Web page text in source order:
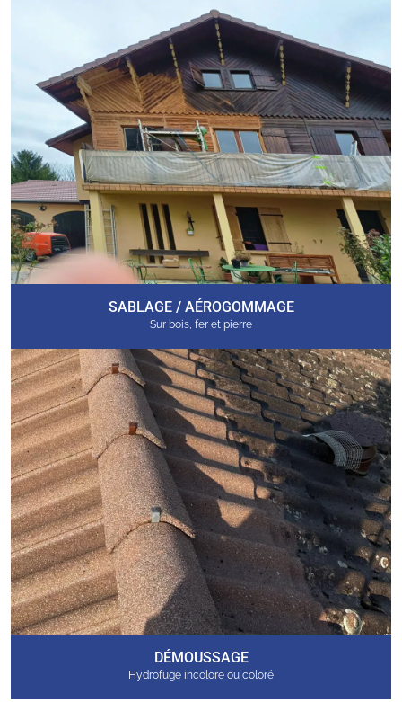
SABLAGE / AÉROGOMMAGE
Sur bois, fer et pierre
DÉMOUSSAGE
Hydrofuge incolore ou coloré